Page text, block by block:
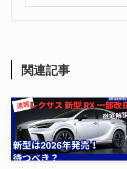
関連記事